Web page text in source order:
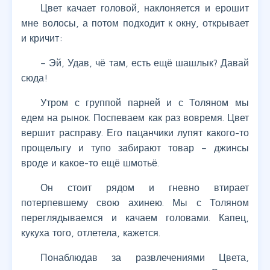
Цвет качает головой, наклоняется и ерошит
мне волосы, а потом подходит к окну, открывает
и кричит:
– Эй, Удав, чё там, есть ещё шашлык? Давай
сюда!
Утром с группой парней и с Толяном мы
едем на рынок. Поспеваем как раз вовремя. Цвет
вершит расправу. Его пацанчики лупят какого-то
прощелыгу и тупо забирают товар – джинсы
вроде и какое-то ещё шмотьё.
Он стоит рядом и гневно втирает
потерпевшему свою ахинею. Мы с Толяном
переглядываемся и качаем головами. Капец,
кукуха того, отлетела, кажется.
Понаблюдав за развлечениями Цвета,